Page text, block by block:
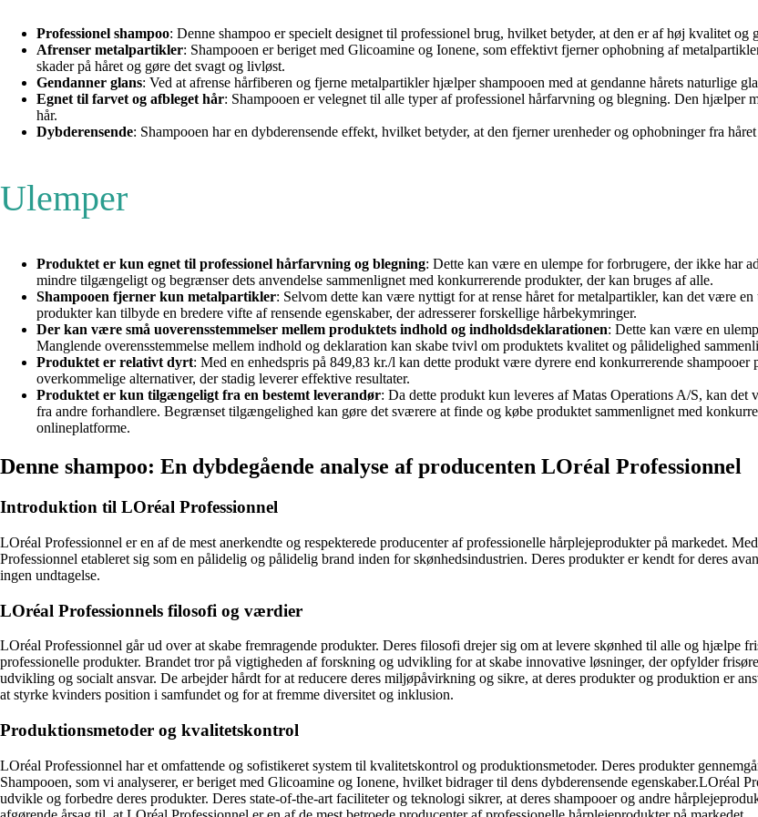
Professionel shampoo: Denne shampoo er specielt designet til professionel brug, hvilket betyder, at den er af høj kvalitet og
Afrenser metalpartikler: Shampooen er beriget med Glicoamine og Ionene, som effektivt fjerner ophobning af
skader på håret og gøre det svagt og livløst.
Gendanner glans: Ved at afrense hårfiberen og fjerne metalpartikler hjælper shampooen med at gendanne hårets naturlige
Egnet til farvet og afbleget hår: Shampooen er velegnet til alle typer af professionel hårfarvning og blegning. Den hjælper
hår.
Dybderensende: Shampooen har en dybderensende effekt, hvilket betyder, at den fjerner urenheder og ophobninger fra
Ulemper
Produktet er kun egnet til professionel hårfarvning og blegning: Dette kan være en ulempe for forbrugere, der ikke har
mindre tilgængeligt og begrænser dets anvendelse sammenlignet med konkurrerende produkter, der kan bruges af alle.
Shampooen fjerner kun metalpartikler: Selvom dette kan være nyttigt for at rense håret for metalpartikler, kan det være
produkter kan tilbyde en bredere vifte af rensende egenskaber, der adresserer forskellige hårbekymringer.
Der kan være små uoverensstemmelser mellem produktets indhold og indholdsdeklarationen: Dette kan være en
Manglende overensstemmelse mellem indhold og deklaration kan skabe tvivl om produktets kvalitet og pålidelighed
Produktet er relativt dyrt: Med en enhedspris på 849,83 kr./l kan dette produkt være dyrere end konkurrerende
overkommelige alternativer, der stadig leverer effektive resultater.
Produktet er kun tilgængeligt fra en bestemt leverandør: Da dette produkt kun leveres af Matas Operations A/S, kan
fra andre forhandlere. Begrænset tilgængelighed kan gøre det sværere at finde og købe produktet sammenlignet med
onlineplatforme.
Denne shampoo: En dybdegående analyse af producenten LOréal Professionnel
Introduktion til LOréal Professionnel
LOréal Professionnel er en af ​​de mest anerkendte og respekterede producenter af professionelle hårplejeprodukter på markedet.
Professionnel etableret sig som en pålidelig og pålidelig brand inden for skønhedsindustrien. Deres produkter er kendt for deres
ingen undtagelse.
LOréal Professionnels filosofi og værdier
LOréal Professionnel går ud over at skabe fremragende produkter. Deres filosofi drejer sig om at levere skønhed til alle og hjælpe
professionelle produkter. Brandet tror på vigtigheden af ​​forskning og udvikling for at skabe innovative løsninger, der opfylder
udvikling og socialt ansvar. De arbejder hårdt for at reducere deres miljøpåvirkning og sikre, at deres produkter og produktion er
at styrke kvinders position i samfundet og for at fremme diversitet og inklusion.
Produktionsmetoder og kvalitetskontrol
LOréal Professionnel har et omfattende og sofistikeret system til kvalitetskontrol og produktionsmetoder. Deres produkter
Shampooen, som vi analyserer, er beriget med Glicoamine og Ionene, hvilket bidrager til dens dybderensende egenskaber.LOréal
udvikle og forbedre deres produkter. Deres state-of-the-art faciliteter og teknologi sikrer, at deres shampooer og andre